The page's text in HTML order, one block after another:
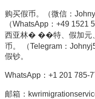
购买假币。（微信：
（WhatsApp：+49 1521
西亚林� ��特、假加元
币。 （Telegram：
假钞。
WhatsApp：+1 201 785-
邮箱：